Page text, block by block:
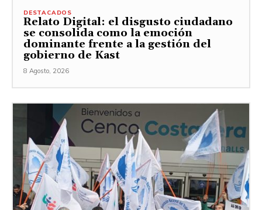
DESTACADOS
Relato Digital: el disgusto ciudadano
se consolida como la emoción
dominante frente a la gestión del
gobierno de Kast
8 Agosto, 2026